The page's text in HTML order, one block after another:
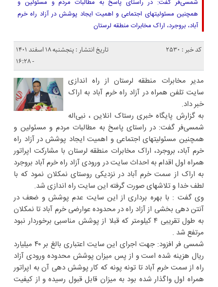
شمسی‌فر گفت: در راستای پاسخ به مطالبات مردم و مسئولین و
همچنین مسئولیتهای اجتماعی و اهمیت ایجاد پوشش در آزاد راه خرم
آباد، بروجرد، اراک مخابرات منطقه لرستان
کد خبر : 2530
تاریخ انتشار : پنجشنبه ۱۸ اسفند ۱۴۰۱
- ۱۶:۲۸
مدیر مخابرات منطقه لرستان از راه اندازی
سایت تلفن همراه در آزاد راه خرم آباد به اراک
خبر داد.
به گزارش پایگاه خبری رستاک انلاین ، نبی‌اله
شمسی‌فر گفت: در راستای پاسخ به مطالبات مردم و مسئولین و
همچنین مسئولیتهای اجتماعی و اهمیت ایجاد پوشش در آزاد راه
خرم آباد، بروجرد، اراک مخابرات منطقه لرستان با مشارکت اپراتور
همراه اول اقدام به احداث سایت در ورودی آزاد راه خرم آباد بروجرد
به اراک از سمت خرم آباد در نزدیکی روستای نمکلان نمود که با
لطف خدا و تلاشهای صورت گرفته این سایت راه اندازی شد.
وی گفت : با بهره برداری از این سایت عدم پوشش و ضعف در
آنتن دهی بخشی از آزاد راه در محدوده عوارضی خرم آباد تا نمکلان
به طول تقریبی ۴ کیلومتر که قبلا از پوشش مناسبی برخوردار نبود
مرتفع شد .
شمسی فر افزود: جهت اجرای این سایت اعتباری بالغ بر ۴۰ میلیارد
ریال هزینه شده است و از پس میزان پوشش محدوده ورودی آزاد
راه از سمت خرم آباد تا تونه پونه که کار پوشش دهی آن به اپراتور
همراه اول واگذار شده بود به میزان قابل قبول رسیده و از کیفیت